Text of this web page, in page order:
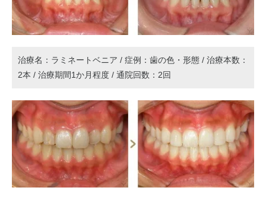
治療名：ラミネートベニア / 症例：歯の色・形態 / 治療本数：
2本 / 治療期間1か月程度 / 通院回数：2回